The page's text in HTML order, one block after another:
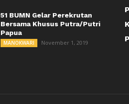
51 BUMN Gelar Perekrutan
Bersama Khusus Putra/Putri
Papua
MANOKWARI November 1, 2019